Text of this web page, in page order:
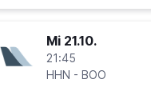
Mi 21.10.
21:45
HHN - BOO